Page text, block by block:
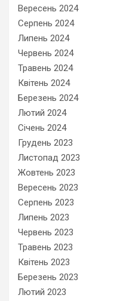
Вересень 2024
Серпень 2024
Липень 2024
Червень 2024
Травень 2024
Квітень 2024
Березень 2024
Лютий 2024
Січень 2024
Грудень 2023
Листопад 2023
Жовтень 2023
Вересень 2023
Серпень 2023
Липень 2023
Червень 2023
Травень 2023
Квітень 2023
Березень 2023
Лютий 2023